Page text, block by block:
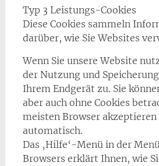
Typ 3 Leistungs-Cookies
Diese Cookies sammeln
darüber, wie Sie Websites
Wenn Sie unsere Website
der Nutzung und
Ihrem Endgerät zu. Sie
aber auch ohne Cookies
meisten Browser akzeptieren
automatisch.
Das ‚Hilfe‘-Menü in der
Browsers erklärt Ihnen, wie